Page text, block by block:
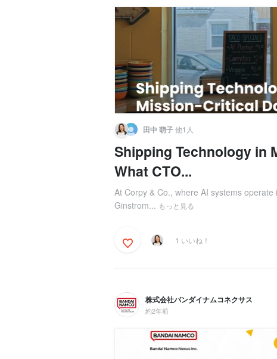
田中 萌子他1人
Shipping Technology in
What CTO...
At Corpy & Co., where AI systems
Ginstrom... もっと見る
1 いいね！
株式会社バンダイナムコネクサス
約2年前